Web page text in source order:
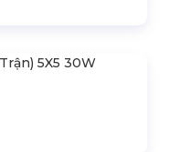
5X5 30W